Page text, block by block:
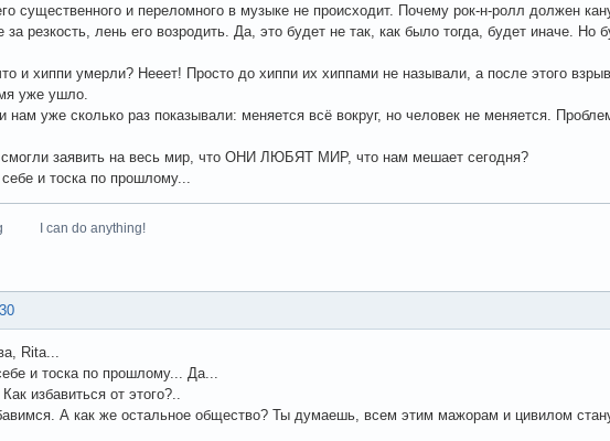
существенного и переломного в музыке не происходит. Почему рок-н-ролл должен
за резкость, лень его возродить. Да, это будет не так, как было тогда, будет иначе. Но
и хиппи умерли? Нееет! Просто до хиппи их хиппами не называли, а после этого
уже ушло.
нам уже сколько раз показывали: меняется всё вокруг, но человек не меняется.
заявить на весь мир, что ОНИ ЛЮБЯТ МИР, что нам мешает сегодня?
и тоска по прошлому...
I can do anything!
Rita...
и тоска по прошлому... Да...
избавиться от этого?..
А как же остальное общество? Ты думаешь, всем этим мажорам и цивилом